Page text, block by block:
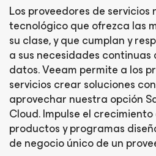
Los proveedores de
tecnológico que ofrezca las
su clase, y que cumplan y
a sus necesidades
datos. Veeam permite a los
servicios crear soluciones
aprovechar nuestra opción
Cloud. Impulse el
productos y programas
de negocio único de un